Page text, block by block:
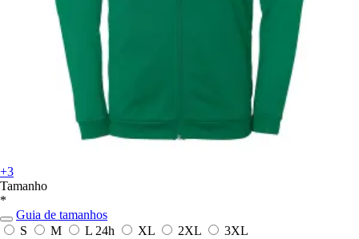
+3
Tamanho
*
Guia de tamanhos
S
M L 24h XL 2XL
3XL